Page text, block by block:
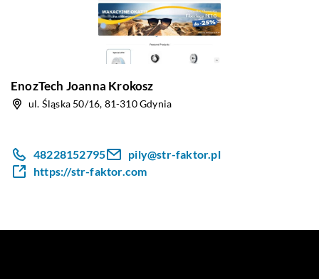
EnozTech Joanna Krokosz
ul. Śląska 50/16, 81-310 Gdynia
48228152795
pily@str-faktor.pl
https://str-faktor.com